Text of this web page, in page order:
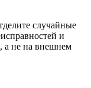
случайные
и
а не на внешнем